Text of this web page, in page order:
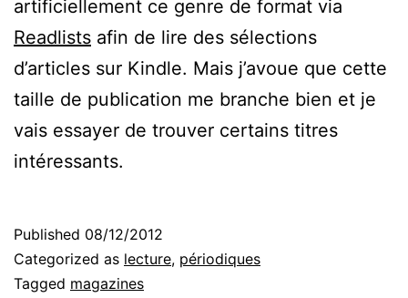
artificiellement ce genre de format via
Readlists afin de lire des sélections
d’articles sur Kindle. Mais j’avoue que cette
taille de publication me branche bien et je
vais essayer de trouver certains titres
intéressants.
Published 08/12/2012
Categorized as lecture, périodiques
Tagged magazines